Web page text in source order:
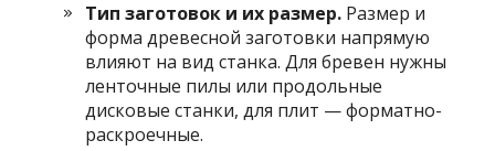
Тип заготовок и их размер. Размер и
форма древесной заготовки напрямую
влияют на вид станка. Для бревен нужны
ленточные пилы или продольные
дисковые станки, для плит — форматно-
раскроечные.